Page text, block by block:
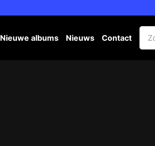
Nieuwe albums Nieuws Contact